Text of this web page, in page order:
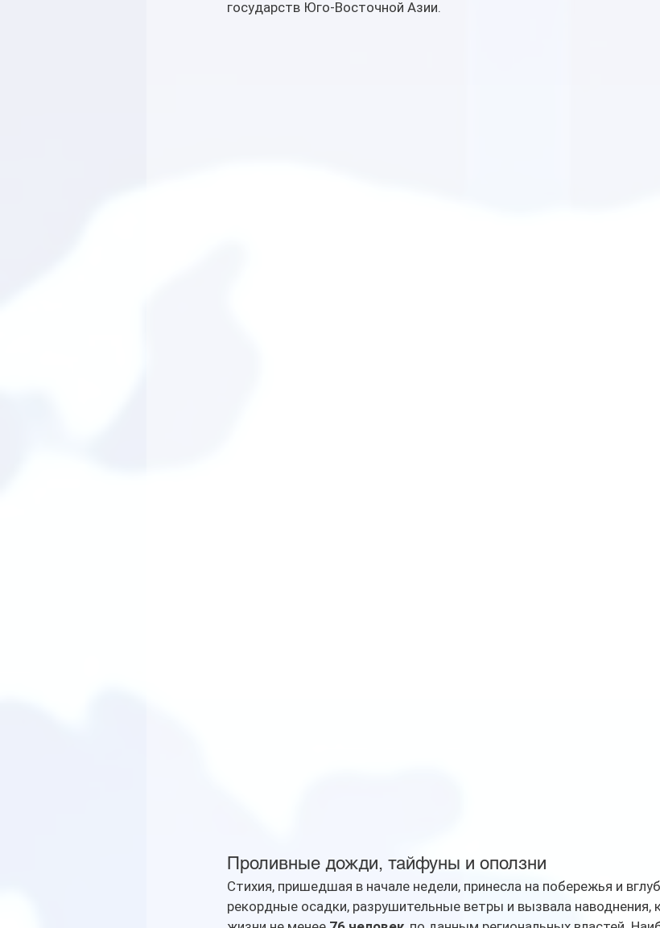
государств Юго-Восточной Азии.
Проливные дожди, тайфуны и оползни
Стихия, пришедшая в начале недели, принесла на побережья и
рекордные осадки, разрушительные ветры и вызвала наводнения,